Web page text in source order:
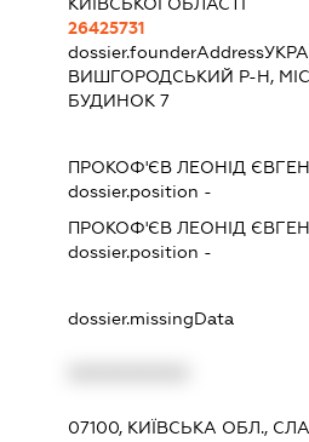
26425731
dossier.founderAddress
ВИШГОРОДСЬКИЙ Р-Н,
БУДИНОК 7
ПРОКОФ'ЄВ ЛЕОНІД
dossier.position -
ПРОКОФ'ЄВ ЛЕОНІД
dossier.position -
dossier.missingData
07100, КИЇВСЬКА ОБЛ.,